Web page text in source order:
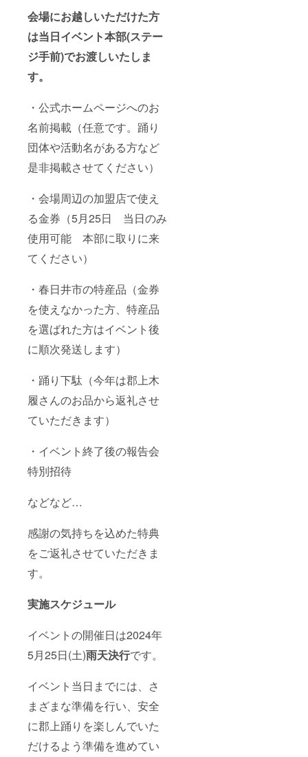
会場にお越しいただけた方
は当日イベント本部(ステー
ジ手前)でお渡しいたしま
す。
・公式ホームページへのお
名前掲載（任意です。踊り
団体や活動名がある方など
是非掲載させてください）
・会場周辺の加盟店で使え
る金券（5月25日 当日のみ
使用可能 本部に取りに来
てください）
・春日井市の特産品（金券
を使えなかった方、特産品
を選ばれた方はイベント後
に順次発送します）
・踊り下駄（今年は郡上木
履さんのお品から返礼させ
ていただきます）
・イベント終了後の報告会
特別招待
などなど…
感謝の気持ちを込めた特典
をご返礼させていただきま
す。
実施スケジュール
イベントの開催日は2024年
5月25日(土)雨天決行です。
イベント当日までには、さ
まざまな準備を行い、安全
に郡上踊りを楽しんでいた
だけるよう準備を進めてい